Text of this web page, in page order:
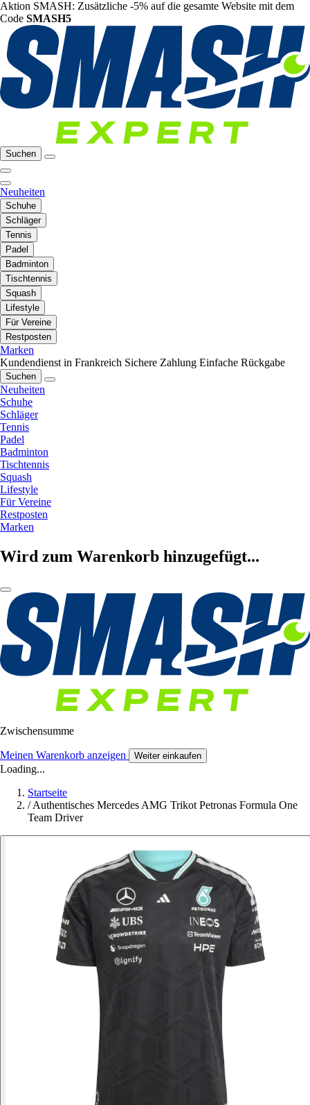
Aktion SMASH: Zusätzliche -5% auf die gesamte Website mit dem
Code SMASH5
Suchen
Neuheiten
Schuhe
Schläger
Tennis
Padel
Badminton
Tischtennis
Squash
Lifestyle
Für Vereine
Restposten
Marken
Kundendienst in Frankreich Sichere Zahlung Einfache Rückgabe
Suchen
Neuheiten
Schuhe
Schläger
Tennis
Padel
Badminton
Tischtennis
Squash
Lifestyle
Für Vereine
Restposten
Marken
Wird zum Warenkorb hinzugefügt...
Zwischensumme
Meinen Warenkorb anzeigen Weiter einkaufen
Loading...
Startseite
/ Authentisches Mercedes AMG Trikot Petronas Formula One
Team Driver